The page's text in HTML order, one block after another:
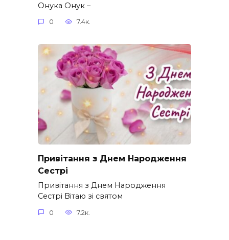
Онука Онук –
0 7.4к.
Привітання з Днем Народження
Сестрі
Привітання з Днем Народження
Сестрі Вітаю зі святом
0 7.2к.